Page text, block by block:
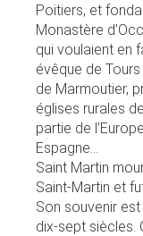
Poitiers, et
Monastère
qui voulaient en
évêque de
de Marmoutier,
églises rurales
partie de
Espagne…
Saint Martin
Saint-Martin et
Son souvenir
dix-sept siècles.